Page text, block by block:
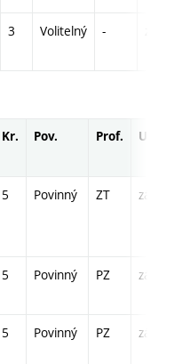
3 Volitelný -
Kr. Pov. Prof. Uk.
5 Povinný ZT zá,zk
5 Povinný PZ zá,zk
5 Povinný PZ zá,zk